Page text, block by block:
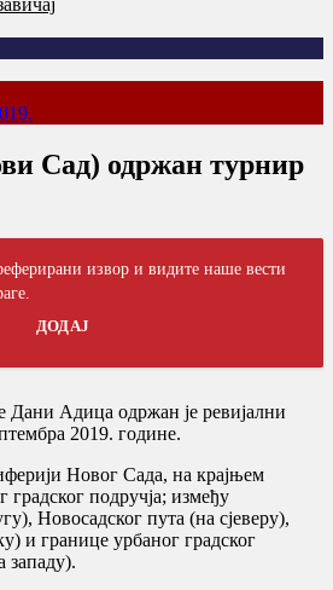
Сад) одржан турнир
извор и видите наше вести
ДОДАЈ
Дани Адица одржан је ревијални
2019. године.
Новог Сада, на крајњем
градског подручја; између
Новосадског пута (на сјеверу),
и границе урбаног градског
западу).